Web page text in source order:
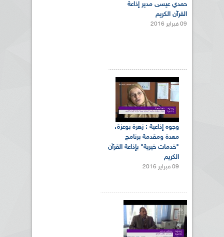
حمدي عيسى مدير إذاعة
القرآن الكريم
09 فبراير 2016
وجوه إذاعية : زهرة بوعزة،
معدة ومقدمة برنامج
"خدمات خيرية" ب‏إذاعة القرآن
الكريم
09 فبراير 2016